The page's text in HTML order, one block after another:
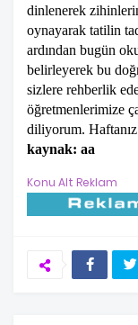
dinlenerek
oynayarak tatilin
ardından bugün
belirleyerek bu
sizlere rehberlik
öğretmenlerimize
diliyorum.
kaynak: aa
Konu Alt Reklam